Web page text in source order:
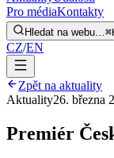
Pro médiaKontakty
Hledat na webu…
CZ/EN
Zpět na aktuality
Aktuality26. března
Premiér